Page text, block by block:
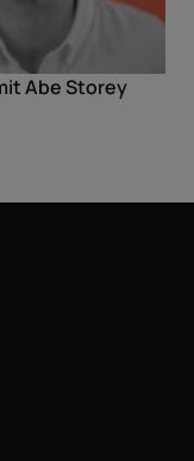
Abe Storey